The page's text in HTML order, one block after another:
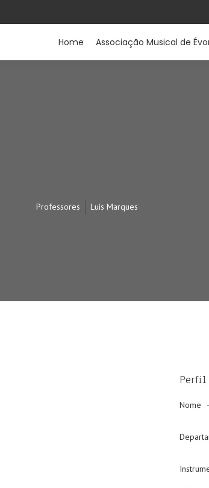
Home Associação Musical de
Professores Luís Marques
Perfil
Nome